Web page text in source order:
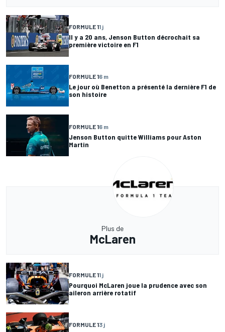
FORMULE 11 j
Il y a 20 ans, Jenson Button décrochait sa
première victoire en F1
FORMULE 16 m
Le jour où Benetton a présenté la dernière F1 de
son histoire
FORMULE 16 m
Jenson Button quitte Williams pour Aston
Martin
Plus de
McLaren
FORMULE 11 j
Pourquoi McLaren joue la prudence avec son
aileron arrière rotatif
FORMULE 13 j